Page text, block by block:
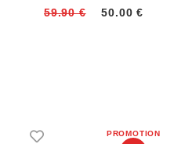
59.90 €
50.00 €